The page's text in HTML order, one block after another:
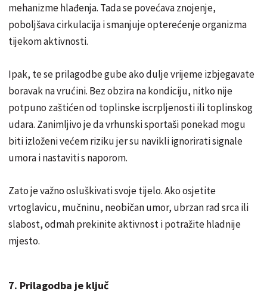
mehanizme hlađenja. Tada se povećava znojenje,
poboljšava cirkulacija i smanjuje opterećenje organizma
tijekom aktivnosti.
Ipak, te se prilagodbe gube ako dulje vrijeme izbjegavate
boravak na vrućini. Bez obzira na kondiciju, nitko nije
potpuno zaštićen od toplinske iscrpljenosti ili toplinskog
udara. Zanimljivo je da vrhunski sportaši ponekad mogu
biti izloženi većem riziku jer su navikli ignorirati signale
umora i nastaviti s naporom.
Zato je važno osluškivati svoje tijelo. Ako osjetite
vrtoglavicu, mučninu, neobičan umor, ubrzan rad srca ili
slabost, odmah prekinite aktivnost i potražite hladnije
mjesto.
7. Prilagodba je ključ